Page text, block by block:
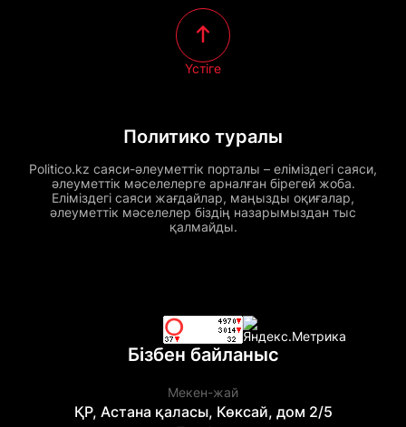
Политико туралы
Politico.kz саяси-әлеуметтік порталы – еліміздегі саяси,
әлеуметтік мәселелерге арналған бірегей жоба.
Еліміздегі саяси жағдайлар, маңызды оқиғалар,
әлеуметтік мәселелер біздің назарымыздан тыс
қалмайды.
Үстіге
Бізбен байланыс
Мекен-жай
ҚР, Астана қаласы, Көксай, дом 2/5